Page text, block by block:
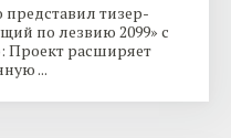
тизер-
по лезвию 2099» с
расширяет
...